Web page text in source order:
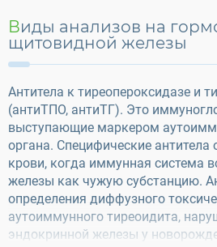
Виды анализов на гормоны
щитовидной железы
Антитела к тиреопероксидазе и
(антиТПО, антиТГ). Это
выступающие маркером
органа. Специфические антитела
крови, когда иммунная система
железы как чужую субстанцию.
определения диффузного
аутоиммунного тиреоидита,
эндокринной железы у